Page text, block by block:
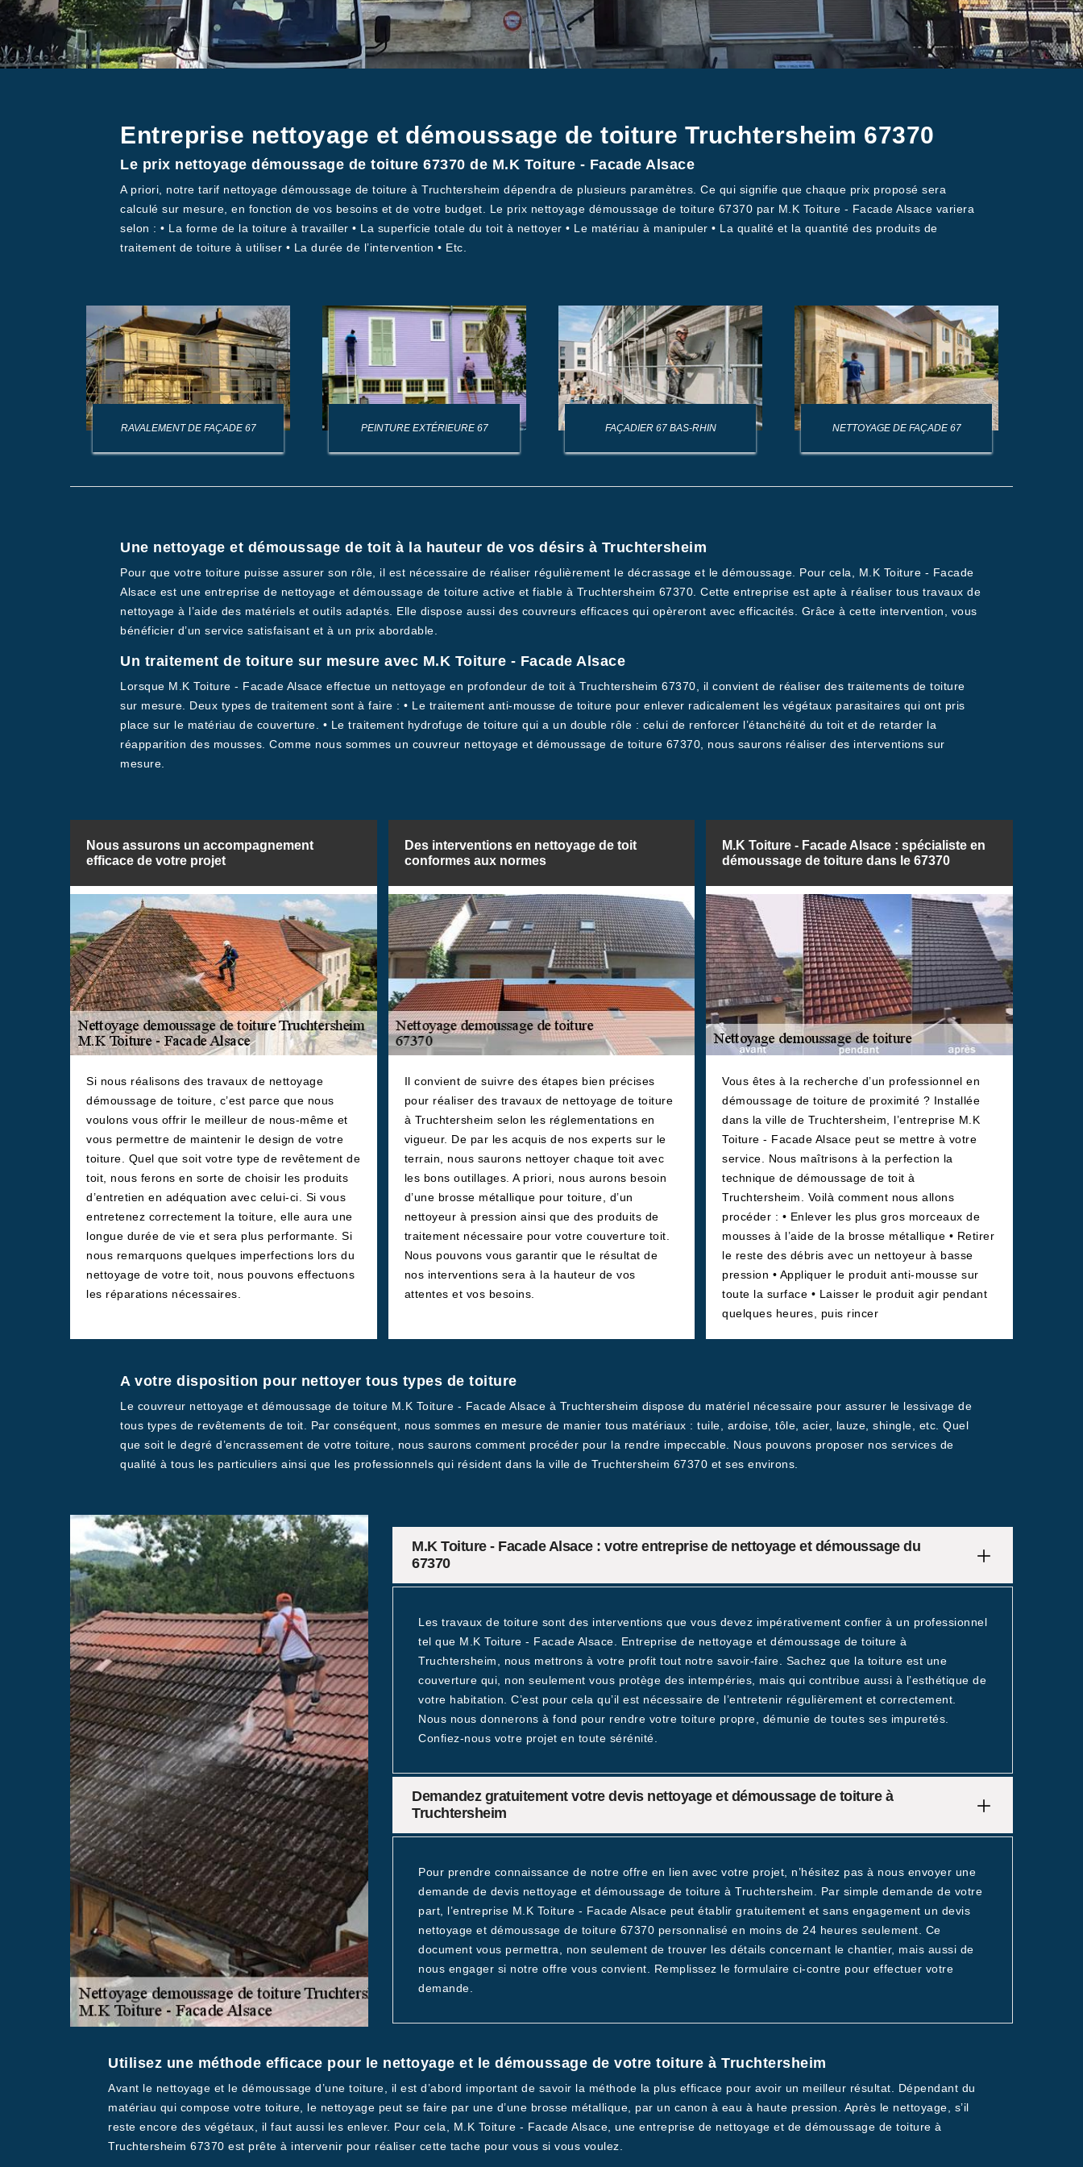
Entreprise nettoyage et démoussage de toiture Truchtersheim 67370
Le prix nettoyage démoussage de toiture 67370 de M.K Toiture - Facade Alsace
A priori, notre tarif nettoyage démoussage de toiture à Truchtersheim dépendra de plusieurs paramètres. Ce qui signifie que chaque prix proposé sera
calculé sur mesure, en fonction de vos besoins et de votre budget. Le prix nettoyage démoussage de toiture 67370 par M.K Toiture - Facade Alsace variera
selon : • La forme de la toiture à travailler • La superficie totale du toit à nettoyer • Le matériau à manipuler • La qualité et la quantité des produits de
traitement de toiture à utiliser • La durée de l’intervention • Etc.
RAVALEMENT DE FAÇADE 67 PEINTURE EXTÉRIEURE 67 FAÇADIER 67 BAS-RHIN NETTOYAGE DE FAÇADE 67
Une nettoyage et démoussage de toit à la hauteur de vos désirs à Truchtersheim
Pour que votre toiture puisse assurer son rôle, il est nécessaire de réaliser régulièrement le décrassage et le démoussage. Pour cela, M.K Toiture - Facade
Alsace est une entreprise de nettoyage et démoussage de toiture active et fiable à Truchtersheim 67370. Cette entreprise est apte à réaliser tous travaux de
nettoyage à l’aide des matériels et outils adaptés. Elle dispose aussi des couvreurs efficaces qui opèreront avec efficacités. Grâce à cette intervention, vous
bénéficier d’un service satisfaisant et à un prix abordable.
Un traitement de toiture sur mesure avec M.K Toiture - Facade Alsace
Lorsque M.K Toiture - Facade Alsace effectue un nettoyage en profondeur de toit à Truchtersheim 67370, il convient de réaliser des traitements de toiture
sur mesure. Deux types de traitement sont à faire : • Le traitement anti-mousse de toiture pour enlever radicalement les végétaux parasitaires qui ont pris
place sur le matériau de couverture. • Le traitement hydrofuge de toiture qui a un double rôle : celui de renforcer l’étanchéité du toit et de retarder la
réapparition des mousses. Comme nous sommes un couvreur nettoyage et démoussage de toiture 67370, nous saurons réaliser des interventions sur
mesure.
Nous assurons un accompagnement
efficace de votre projet
Si nous réalisons des travaux de nettoyage
démoussage de toiture, c’est parce que nous
voulons vous offrir le meilleur de nous-même et
vous permettre de maintenir le design de votre
toiture. Quel que soit votre type de revêtement de
toit, nous ferons en sorte de choisir les produits
d’entretien en adéquation avec celui-ci. Si vous
entretenez correctement la toiture, elle aura une
longue durée de vie et sera plus performante. Si
nous remarquons quelques imperfections lors du
nettoyage de votre toit, nous pouvons effectuons
les réparations nécessaires.
Des interventions en nettoyage de toit
conformes aux normes
Il convient de suivre des étapes bien précises
pour réaliser des travaux de nettoyage de toiture
à Truchtersheim selon les réglementations en
vigueur. De par les acquis de nos experts sur le
terrain, nous saurons nettoyer chaque toit avec
les bons outillages. A priori, nous aurons besoin
d’une brosse métallique pour toiture, d’un
nettoyeur à pression ainsi que des produits de
traitement nécessaire pour votre couverture toit.
Nous pouvons vous garantir que le résultat de
nos interventions sera à la hauteur de vos
attentes et vos besoins.
M.K Toiture - Facade Alsace : spécialiste en
démoussage de toiture dans le 67370
Vous êtes à la recherche d’un professionnel en
démoussage de toiture de proximité ? Installée
dans la ville de Truchtersheim, l’entreprise M.K
Toiture - Facade Alsace peut se mettre à votre
service. Nous maîtrisons à la perfection la
technique de démoussage de toit à
Truchtersheim. Voilà comment nous allons
procéder : • Enlever les plus gros morceaux de
mousses à l’aide de la brosse métallique • Retirer
le reste des débris avec un nettoyeur à basse
pression • Appliquer le produit anti-mousse sur
toute la surface • Laisser le produit agir pendant
quelques heures, puis rincer
A votre disposition pour nettoyer tous types de toiture
Le couvreur nettoyage et démoussage de toiture M.K Toiture - Facade Alsace à Truchtersheim dispose du matériel nécessaire pour assurer le lessivage de
tous types de revêtements de toit. Par conséquent, nous sommes en mesure de manier tous matériaux : tuile, ardoise, tôle, acier, lauze, shingle, etc. Quel
que soit le degré d’encrassement de votre toiture, nous saurons comment procéder pour la rendre impeccable. Nous pouvons proposer nos services de
qualité à tous les particuliers ainsi que les professionnels qui résident dans la ville de Truchtersheim 67370 et ses environs.
M.K Toiture - Facade Alsace : votre entreprise de nettoyage et démoussage du
67370
Les travaux de toiture sont des interventions que vous devez impérativement confier à un professionnel
tel que M.K Toiture - Facade Alsace. Entreprise de nettoyage et démoussage de toiture à
Truchtersheim, nous mettrons à votre profit tout notre savoir-faire. Sachez que la toiture est une
couverture qui, non seulement vous protège des intempéries, mais qui contribue aussi à l’esthétique de
votre habitation. C’est pour cela qu’il est nécessaire de l’entretenir régulièrement et correctement.
Nous nous donnerons à fond pour rendre votre toiture propre, démunie de toutes ses impuretés.
Confiez-nous votre projet en toute sérénité.
Demandez gratuitement votre devis nettoyage et démoussage de toiture à
Truchtersheim
Pour prendre connaissance de notre offre en lien avec votre projet, n’hésitez pas à nous envoyer une
demande de devis nettoyage et démoussage de toiture à Truchtersheim. Par simple demande de votre
part, l’entreprise M.K Toiture - Facade Alsace peut établir gratuitement et sans engagement un devis
nettoyage et démoussage de toiture 67370 personnalisé en moins de 24 heures seulement. Ce
document vous permettra, non seulement de trouver les détails concernant le chantier, mais aussi de
nous engager si notre offre vous convient. Remplissez le formulaire ci-contre pour effectuer votre
demande.
Utilisez une méthode efficace pour le nettoyage et le démoussage de votre toiture à Truchtersheim
Avant le nettoyage et le démoussage d’une toiture, il est d’abord important de savoir la méthode la plus efficace pour avoir un meilleur résultat. Dépendant du
matériau qui compose votre toiture, le nettoyage peut se faire par une d’une brosse métallique, par un canon à eau à haute pression. Après le nettoyage, s’il
reste encore des végétaux, il faut aussi les enlever. Pour cela, M.K Toiture - Facade Alsace, une entreprise de nettoyage et de démoussage de toiture à
Truchtersheim 67370 est prête à intervenir pour réaliser cette tache pour vous si vous voulez.